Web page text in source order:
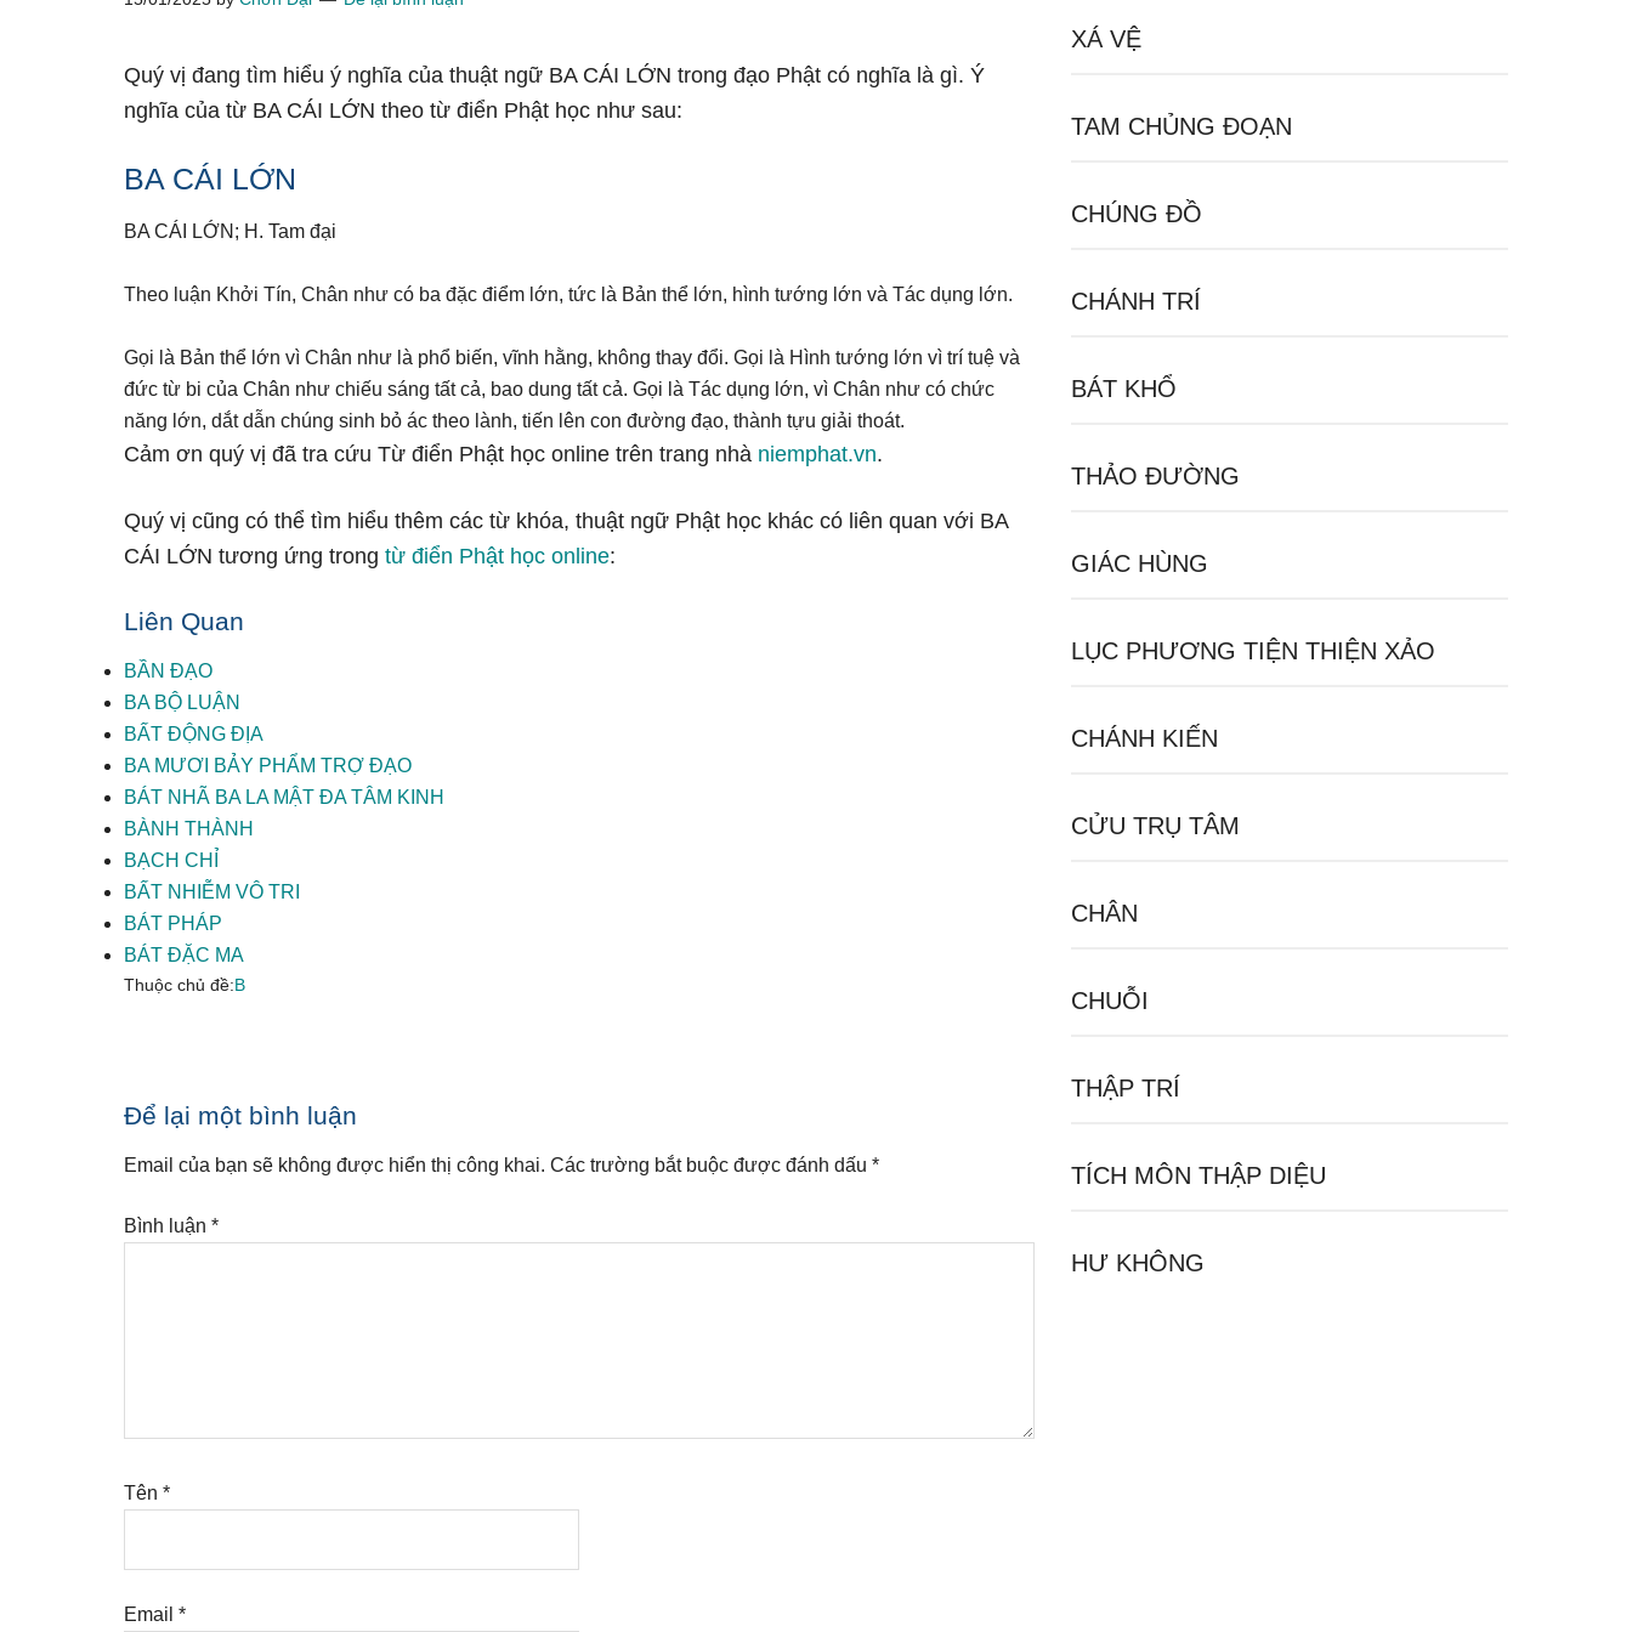
Quý vị đang tìm hiểu ý nghĩa của thuật ngữ BA CÁI LỚN trong đạo Phật có nghĩa là gì. Ý
nghĩa của từ BA CÁI LỚN theo từ điển Phật học như sau:
BA CÁI LỚN
BA CÁI LỚN; H. Tam đại
Theo luận Khởi Tín, Chân như có ba đặc điểm lớn, tức là Bản thể lớn, hình tướng lớn và Tác dụng lớn.
Gọi là Bản thể lớn vì Chân như là phổ biến, vĩnh hằng, không thay đổi. Gọi là Hình tướng lớn vì trí tuệ và
đức từ bi của Chân như chiếu sáng tất cả, bao dung tất cả. Gọi là Tác dụng lớn, vì Chân như có chức
năng lớn, dắt dẫn chúng sinh bỏ ác theo lành, tiến lên con đường đạo, thành tựu giải thoát.
Cảm ơn quý vị đã tra cứu Từ điển Phật học online trên trang nhà niemphat.vn.
Quý vị cũng có thể tìm hiểu thêm các từ khóa, thuật ngữ Phật học khác có liên quan với BA
CÁI LỚN tương ứng trong từ điển Phật học online:
Liên Quan
BẦN ĐẠO
BA BỘ LUẬN
BẤT ĐỘNG ĐỊA
BA MƯƠI BẢY PHẨM TRỢ ĐẠO
BÁT NHÃ BA LA MẬT ĐA TÂM KINH
BÀNH THÀNH
BẠCH CHỈ
BẤT NHIỄM VÔ TRI
BÁT PHÁP
BÁT ĐẶC MA
Thuộc chủ đề:B
Reader
Interactions
Để lại một bình luận
Email của bạn sẽ không được hiển thị công khai. Các trường bắt buộc được đánh dấu *
Bình luận *
Tên *
Email *
XÁ VỆ
TAM CHỦNG ĐOẠN
CHÚNG ĐỒ
CHÁNH TRÍ
BÁT KHỔ
THẢO ĐƯỜNG
GIÁC HÙNG
LỤC PHƯƠNG TIỆN THIỆN XẢO
CHÁNH KIẾN
CỬU TRỤ TÂM
CHÂN
CHUỖI
THẬP TRÍ
TÍCH MÔN THẬP DIỆU
HƯ KHÔNG